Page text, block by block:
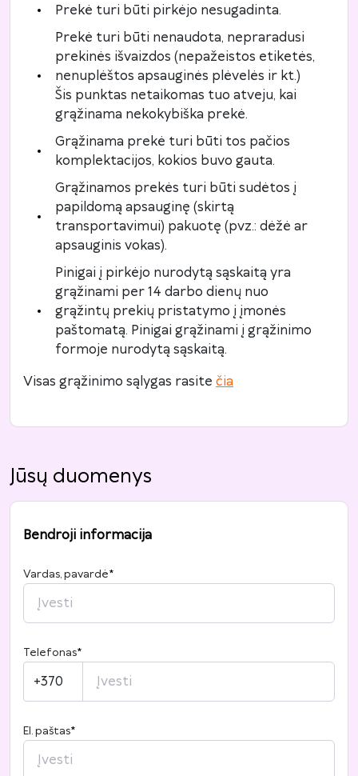
Prekė turi būti pirkėjo nesugadinta.
Prekė turi būti nenaudota, nepraradusi
prekinės išvaizdos (nepažeistos etiketės,
nenuplėštos apsauginės plėvelės ir kt.)
Šis punktas netaikomas tuo atveju, kai
grąžinama nekokybiška prekė.
Grąžinama prekė turi būti tos pačios
komplektacijos, kokios buvo gauta.
Grąžinamos prekės turi būti sudėtos į
papildomą apsauginę (skirtą
transportavimui) pakuotę (pvz.: dėžė ar
apsauginis vokas).
Pinigai į pirkėjo nurodytą sąskaitą yra
grąžinami per 14 darbo dienų nuo
grąžintų prekių pristatymo į įmonės
paštomatą. Pinigai grąžinami į grąžinimo
formoje nurodytą sąskaitą.
Visas grąžinimo sąlygas rasite čia
Jūsų duomenys
Bendroji informacija
Vardas, pavardė*
Telefonas*
+370
El. paštas*